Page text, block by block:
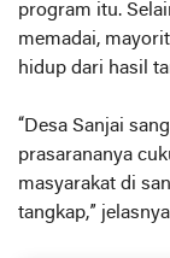
program itu.
memadai,
hidup dari hasil
“Desa Sanjai
prasarananya
masyarakat di
tangkap,”